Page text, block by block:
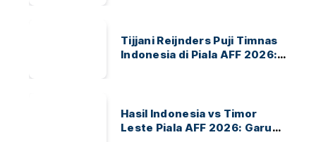
Tijjani Reijnders Puji Timnas
Indonesia di Piala AFF 2026:
Hasil Indonesia vs Timor
Leste Piala AFF 2026: Garuda